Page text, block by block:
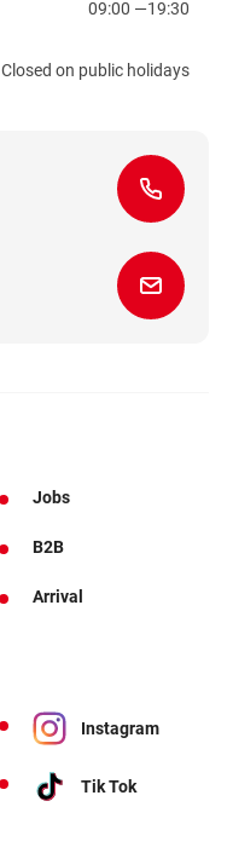
09:00 —19:30
Closed on public holidays
Jobs
B2B
Arrival
Instagram
Tik Tok